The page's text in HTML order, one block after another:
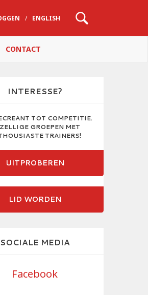
/ ENGLISH
CONTACT
INTERESSE?
TOT COMPETITIE.
GROEPEN MET
TRAINERS!
UITPROBEREN
LID WORDEN
SOCIALE MEDIA
Facebook